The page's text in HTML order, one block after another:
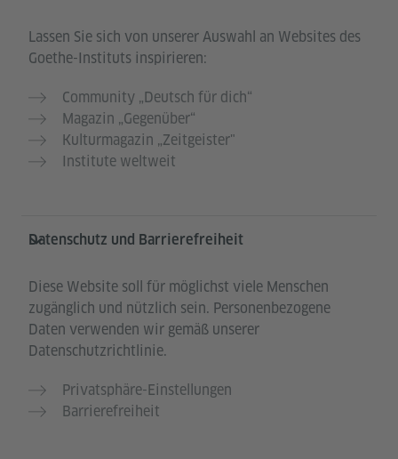
Lassen Sie sich von unserer Auswahl an Websites des
Goethe-Instituts inspirieren:
Community „Deutsch für dich“
Magazin „Gegenüber“
Kulturmagazin „Zeitgeister"
Institute weltweit
Datenschutz und Barrierefreiheit
Diese Website soll für möglichst viele Menschen
zugänglich und nützlich sein. Personenbezogene
Daten verwenden wir gemäß unserer
Datenschutzrichtlinie.
Privatsphäre-Einstellungen
Barrierefreiheit